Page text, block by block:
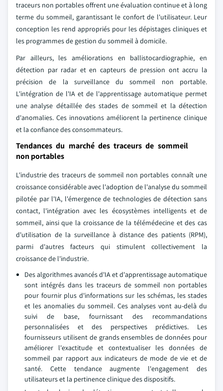
traceurs non portables offrent une évaluation continue et à long
terme du sommeil, garantissant le confort de l'utilisateur. Leur
conception les rend appropriés pour les dépistages cliniques et
les programmes de gestion du sommeil à domicile.
Par ailleurs, les améliorations en ballistocardiographie, en
détection par radar et en capteurs de pression ont accru la
précision de la surveillance du sommeil non portable.
L'intégration de l'IA et de l'apprentissage automatique permet
une analyse détaillée des stades de sommeil et la détection
d'anomalies. Ces innovations améliorent la pertinence clinique
et la confiance des consommateurs.
Tendances du marché des traceurs de sommeil
non portables
L'industrie des traceurs de sommeil non portables connaît une
croissance considérable avec l'adoption de l'analyse du sommeil
pilotée par l'IA, l'émergence de technologies de détection sans
contact, l'intégration avec les écosystèmes intelligents et de
sommeil, ainsi que la croissance de la télémédecine et des cas
d'utilisation de la surveillance à distance des patients (RPM),
parmi d'autres facteurs qui stimulent collectivement la
croissance de l'industrie.
Des algorithmes avancés d'IA et d'apprentissage automatique
sont intégrés dans les traceurs de sommeil non portables
pour fournir plus d'informations sur les schémas, les stades
et les anomalies du sommeil. Ces analyses vont au-delà du
suivi de base, fournissant des recommandations
personnalisées et des perspectives prédictives. Les
fournisseurs utilisent de grands ensembles de données pour
améliorer l'exactitude et contextualiser les données de
sommeil par rapport aux indicateurs de mode de vie et de
santé. Cette tendance augmente l'engagement des
utilisateurs et la pertinence clinique des dispositifs.